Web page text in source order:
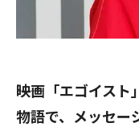
――映画「エゴイス
物語で、メッセー